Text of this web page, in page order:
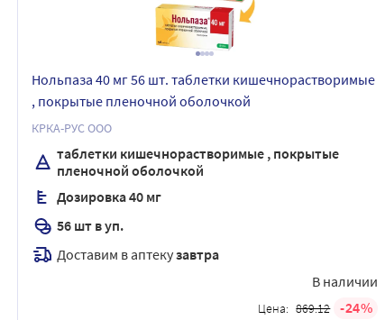
Нольпаза 40 мг 56 шт. таблетки кишечнорастворимые
, покрытые пленочной оболочкой
КРКА-РУС ООО
таблетки кишечнорастворимые , покрытые
пленочной оболочкой
Дозировка 40 мг
56 шт в уп.
Доставим в аптекузавтра
В наличии
Цена: 869.12 24